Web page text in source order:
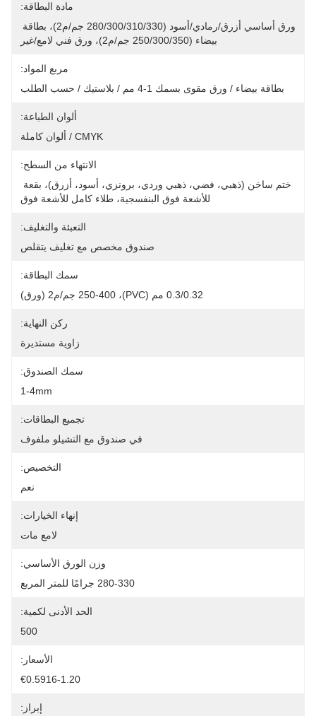
مادة البطاقة:
بيضاء (250/300/350 جم/م2)، ورق فني لامع/غير
مربع المواد:
بطاقة بيضاء / ورق مقوى بسمك 1-4 مم / بلاستيك / حسب الطلب
ألوان الطباعة:
CMYK / ألوان كاملة
الانتهاء من السطح:
للأشعة فوق البنفسجية، طلاء كامل للأشعة فوق
التعبئة والتغليف:
صندوق مخصص مع تغليف يتقلص
سمك البطاقة:
0.3/0.32 مم (PVC)، 250-400 جم/م2 (ورق)
ركن النهاية:
زاوية مستديرة
سمك الصندوق:
1-4mm
تجميع البطاقات:
في صندوق مع التشيلو ملفوف
التخصيص:
نعم
إنهاء الخيارات:
لامع مات
وزن الورق الأساسي:
280-330 جرامًا للمتر المربع
الحد الأدنى لكمية:
500
الأسعار:
€0.5916-1.20
إبراز: